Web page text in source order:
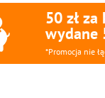
50 zł za
wydane
*Promocja nie